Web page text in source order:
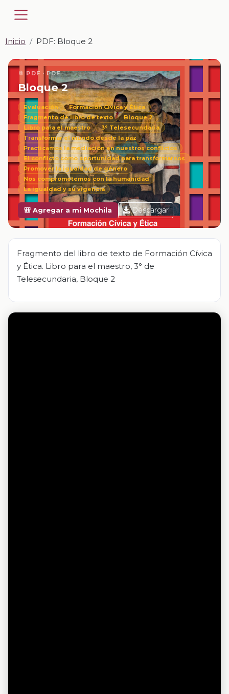
Inicio PDF: Bloque 2
📎 PDF · PDF
Bloque 2
Evaluación
Formación Cívica y Ética
Fragmento de libro de texto
Bloque 2
Libro para el maestro
3° Telesecundaria
Transformar el mundo desde la paz
Practicamos la mediación en nuestros conflictos
El conflicto como oportunidad para transformarnos
Promover la igualdad de género
Nos comprometemos con la humanidad
La igualdad y su vigencia
🎒 Agregar a mi Mochila Descargar
Fragmento del libro de texto de Formación Cívica
y Ética. Libro para el maestro, 3° de
Telesecundaria, Bloque 2